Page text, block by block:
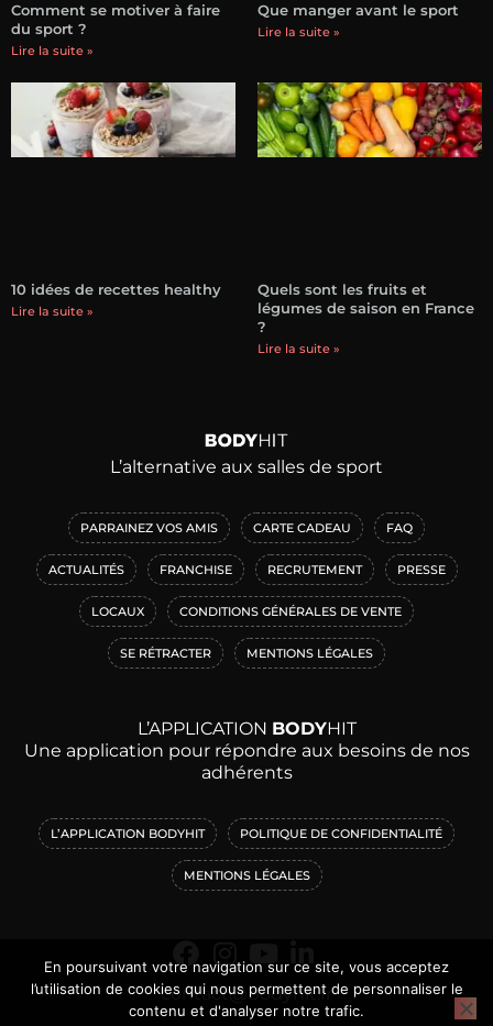
Comment se motiver à faire
du sport ?
Lire la suite »
Que manger avant le sport
Lire la suite »
10 idées de recettes healthy
Lire la suite »
Quels sont les fruits et
légumes de saison en France
?
Lire la suite »
L’alternative aux salles de sport
PARRAINEZ VOS AMIS CARTE CADEAU FAQ
ACTUALITÉS FRANCHISE RECRUTEMENT PRESSE
LOCAUX CONDITIONS GÉNÉRALES DE VENTE
SE RÉTRACTER MENTIONS LÉGALES
L’APPLICATION BODYHIT
Une application pour répondre aux besoins de nos
adhérents
L’APPLICATION BODYHIT POLITIQUE DE CONFIDENTIALITÉ
MENTIONS LÉGALES
contact@bodyhit.fr
En poursuivant votre navigation sur ce site, vous acceptez
l’utilisation de cookies qui nous permettent de personnaliser le
contenu et d'analyser notre trafic.